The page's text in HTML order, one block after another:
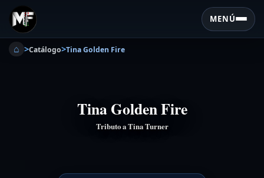
MENÚ
⌂ >Catálogo>Tina Golden Fire
Tina Golden Fire
Tributo a Tina Turner